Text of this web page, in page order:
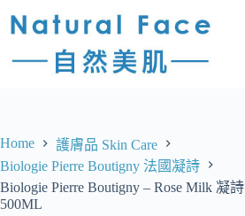
Home
護膚品 Skin Care
Biologie Pierre Boutigny 法國凝詩
Biologie Pierre Boutigny – Rose Milk 凝
500ML